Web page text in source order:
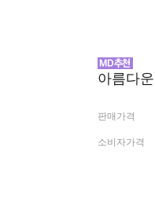
아름다
판매가격
소비자가격